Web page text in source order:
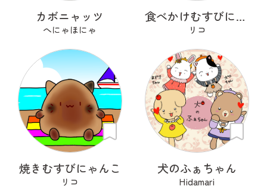
カボニャッツ
へにゃほにゃ
食べかけむすびにゃんこ
リコ
焼きむすびにゃんこ
リコ
犬のふぁちゃん
Hidamari